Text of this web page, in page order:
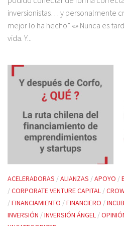
inversionistas… y personalmente
mejor lo ha hecho” «» Nunca es
vida. Y...
ACELERADORAS /ALIANZAS /APOYO /
/CORPORATE VENTURE CAPITAL /
/FINANCIAMIENTO /FINANCIERO /
INVERSIÓN /INVERSIÓN ÁNGEL /